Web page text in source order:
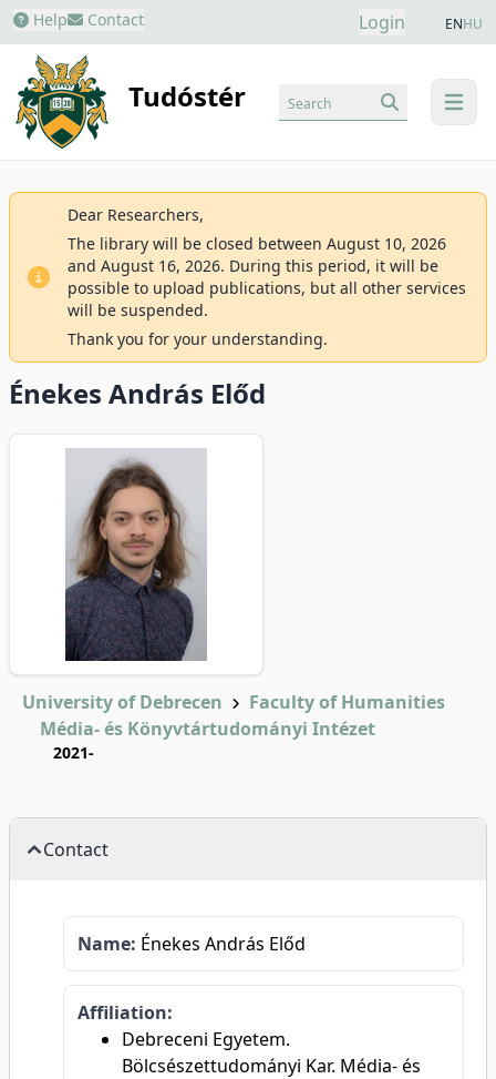
Help Contact Login ENHU
Tudóstér menu
Search
Dear Researchers,
The library will be closed between August 10, 2026
and August 16, 2026. During this period, it will be
possible to upload publications, but all other services
will be suspended.
Thank you for your understanding.
Énekes András Előd
University of Debrecen
Faculty of Humanities
Média- és Könyvtártudományi Intézet
2021-
Contact
Name: Énekes András Előd
Affiliation:
Debreceni Egyetem.
Bölcsészettudományi Kar. Média- és